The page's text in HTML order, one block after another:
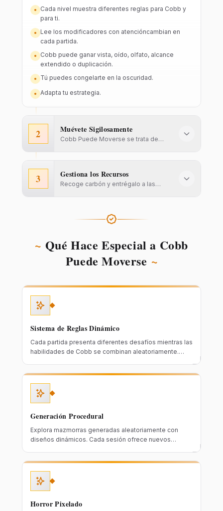
Cada nivel muestra diferentes reglas para Cobb y
para ti.
Lee los modificadores con atencióncambian en
cada partida.
Cobb puede ganar vista, oído, olfato, alcance
extendido o duplicación.
Tú puedes congelarte en la oscuridad.
Adapta tu estrategia.
2 Muévete Sigilosamente
Cobb Puede Moverse se trata de
3 Gestiona los Recursos
Recoge carbón y entrégalo a las
~ Qué Hace Especial a Cobb
Puede Moverse ~
Sistema de Reglas Dinámico
Cada partida presenta diferentes desafíos mientras las
habilidades de Cobb se combinan aleatoriamente.
Generación Procedural
Explora mazmorras generadas aleatoriamente con
diseños dinámicos. Cada sesión ofrece nuevos
Horror Pixelado